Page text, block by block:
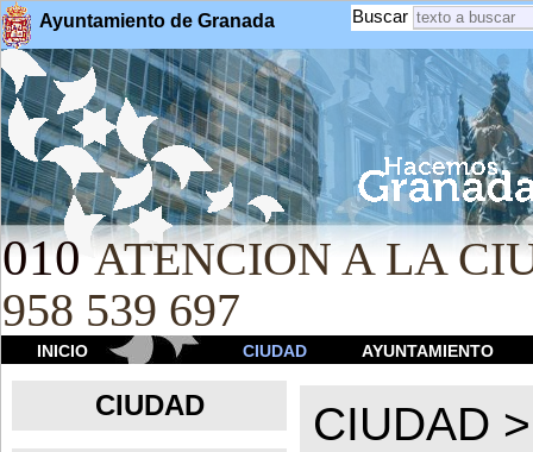
Ayuntamiento de Granada Buscar
010 ATENCION A LA
958 539 697
INICIO CIUDAD AYUNTAMIENTO
CIUDAD CIUDAD